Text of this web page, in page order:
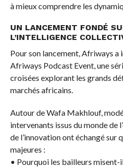
à mieux comprendre les
UN LANCEMENT FONDÉ
L’INTELLIGENCE
Pour son lancement, Afriways a
Afriways Podcast Event, une
croisées explorant les grands
marchés africains.
Autour de Wafa Makhlouf,
intervenants issus du monde de
de l’innovation ont échangé sur
majeures :
• Pourquoi les bailleurs misent-